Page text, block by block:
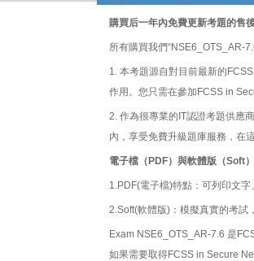
購買后一年內免費更新考題的售
所有購買我們“NSE6_OTS_AR-
1. 本考題源自對目前最新的
作用。您只需在參加FCSS in
2. 作為很專業的IT認證考題供應
內，享受免費升級題庫服務，在
電子檔（PDF）與軟體版（Soft
1.PDF(電子檔)特點：可列印文
2.Soft(軟體版)：模擬真實的考試
Exam NSE6_OTS_AR-7.6 是
如果需要取得FCSS in Secure